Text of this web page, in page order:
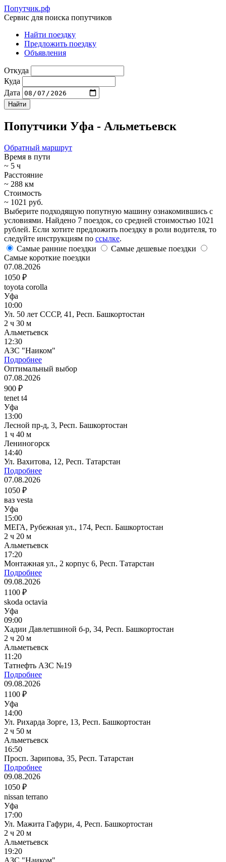
Попутчик.рф
Сервис для поиска попутчиков
Найти поездку
Предложить поездку
Объявления
Откуда
Куда
Дата
Попутчики Уфа - Альметьевск
Обратный маршрут
Время в пути
~ 5 ч
Расстояние
~ 288 км
Стоимость
~ 1021 руб.
Выберите подходящую попутную машину ознакомившись с
условиями. Найдено 7 поездок, со средней стоимостью 1021
рублей. Если хотите предложить поездку в роли водителя, то
следуйте инструкциям по ссылке.
Самые ранние поездки
Самые дешевые поездки
Самые короткие поездки
07.08.2026
1050 ₽
toyota corolla
Уфа
10:00
Ул. 50 лет СССР, 41, Респ. Башкортостан
2 ч 30 м
Альметьевск
12:30
АЗС "Наиком"
Подробнее
Оптимальный выбор
07.08.2026
900 ₽
tenet t4
Уфа
13:00
Лесной пр-д, 3, Респ. Башкортостан
1 ч 40 м
Лениногорск
14:40
Ул. Вахитова, 12, Респ. Татарстан
Подробнее
07.08.2026
1050 ₽
ваз vesta
Уфа
15:00
МЕГА, Рубежная ул., 174, Респ. Башкортостан
2 ч 20 м
Альметьевск
17:20
Монтажная ул., 2 корпус 6, Респ. Татарстан
Подробнее
09.08.2026
1100 ₽
skoda octavia
Уфа
09:00
Хадии Давлетшиной б-р, 34, Респ. Башкортостан
2 ч 20 м
Альметьевск
11:20
Татнефть АЗС №19
Подробнее
09.08.2026
1100 ₽
Уфа
14:00
Ул. Рихарда Зорге, 13, Респ. Башкортостан
2 ч 50 м
Альметьевск
16:50
Просп. Зарипова, 35, Респ. Татарстан
Подробнее
09.08.2026
1050 ₽
nissan terrano
Уфа
17:00
Ул. Мажита Гафури, 4, Респ. Башкортостан
2 ч 20 м
Альметьевск
19:20
АЗС "Наиком"